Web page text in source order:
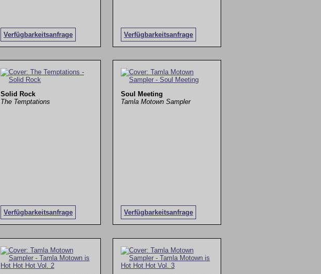
Verfügbarkeitsanfrage Verfügbarkeitsanfrage
Solid Rock
The Temptations
Verfügbarkeitsanfrage
Soul Meeting
Tamla Motown Sampler
Verfügbarkeitsanfrage